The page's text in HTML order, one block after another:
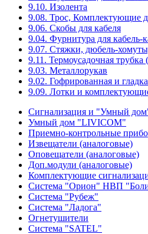
9.10. Изолента
9.08. Трос, Комплектующие
9.06. Скобы для кабеля
9.04. Фурнитура для кабель-
9.07. Стяжки, дюбель-
9.11. Термоусадочная
9.03. Металлорукав
9.02. Гофрированная и
9.09. Лотки и
Сигнализация и "Умный
Умный дом "LIVICOM"
Приемно-контрольные
Извещатели (аналоговые)
Оповещатели (аналоговые)
Доп.модули (аналоговые)
Комплектующие
Система "Орион" НВП
Система "Рубеж"
Система "Ладога"
Огнетушители
Система "SATEL"